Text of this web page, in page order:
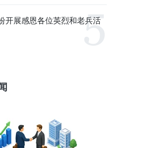
开展感恩各位英烈和老兵活